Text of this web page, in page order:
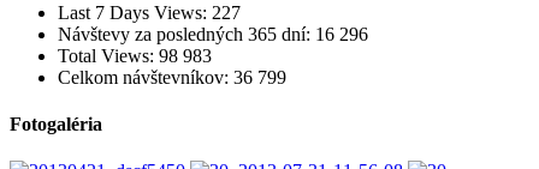
Last 7 Days Views: 227
Návštevy za posledných 365 dní: 16 296
Total Views: 98 983
Celkom návštevníkov: 36 799
Fotogaléria